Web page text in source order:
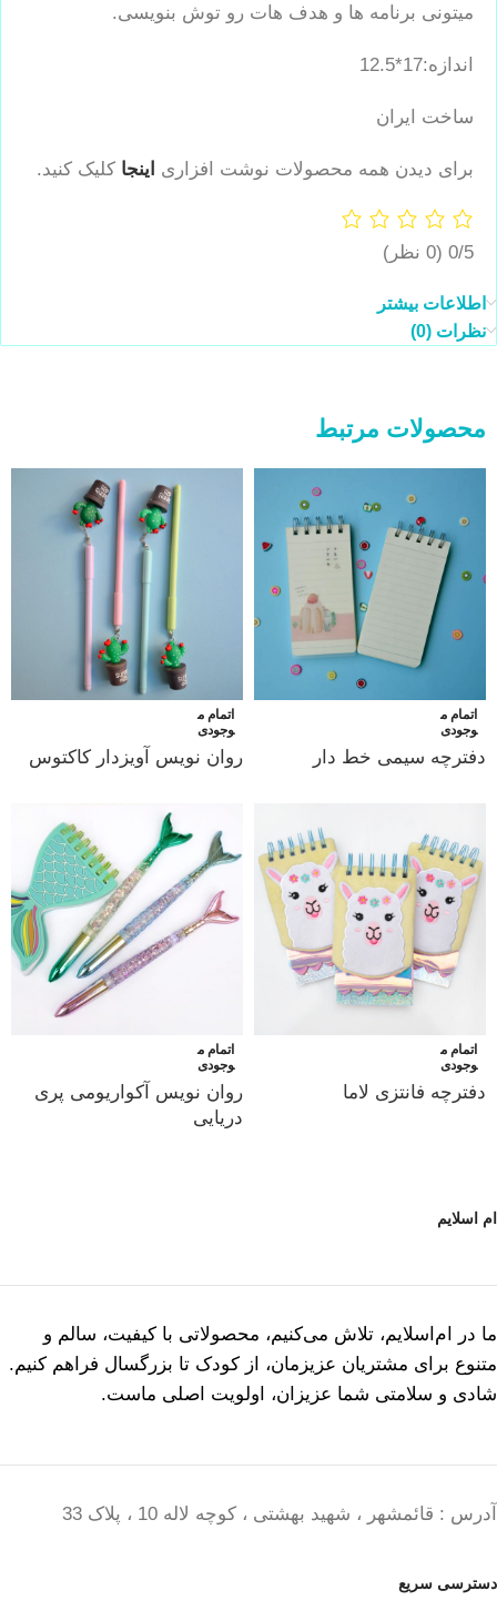
میتونی برنامه ها و هدف هات رو توش بنویسی.
اندازه:17*12.5
ساخت ایران
برای دیدن همه محصولات نوشت افزاری اینجا کلیک کنید.
0/5 (0 نظر)
اطلاعات بیشتر
نظرات (0)
محصولات مرتبط
اتمام م
وجودی
دفترچه سیمی خط دار
اتمام م
وجودی
روان نویس آویزدار کاکتوس
اتمام م
وجودی
دفترچه فانتزی لاما
اتمام م
وجودی
روان نویس آکواریومی پری
دریایی
ام اسلایم
ما در ام‌اسلایم، تلاش می‌کنیم، محصولاتی با کیفیت، سالم و
متنوع برای مشتریان عزیزمان، از کودک تا بزرگسال فراهم کنیم.
شادی و سلامتی شما عزیزان، اولویت اصلی ماست.
آدرس : قائمشهر ، شهید بهشتی ، کوچه لاله 10 ، پلاک 33
دسترسی سریع